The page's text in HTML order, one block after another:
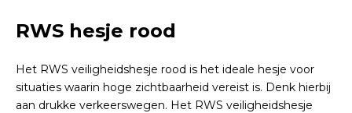
RWS hesje rood
Het RWS veiligheidshesje rood is het ideale hesje voor
situaties waarin hoge zichtbaarheid vereist is. Denk hierbij
aan drukke verkeerswegen. Het RWS veiligheidshesje